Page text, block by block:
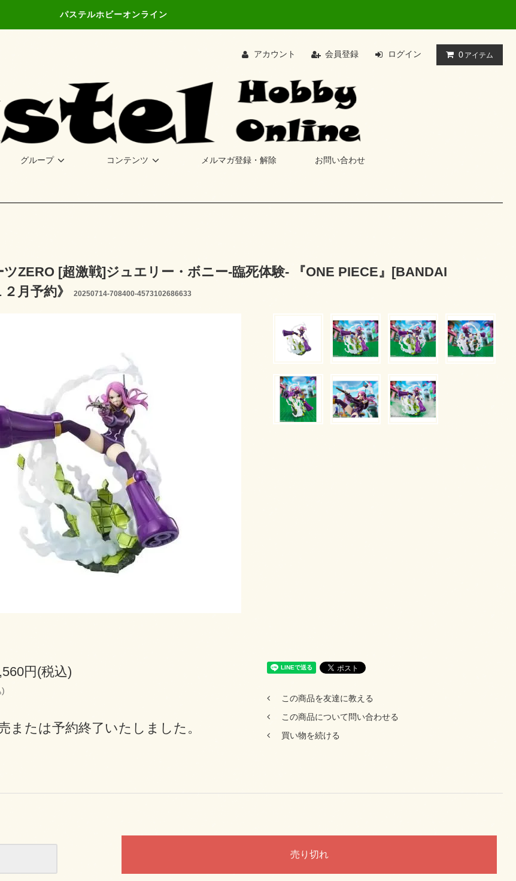
パステルホビーオンライン
アカウント 会員登録 ログイン 0 アイテム
グループ コンテンツ メルマガ登録・解除 お問い合わせ
ZERO [超激戦]ジュエリー・ボニー-臨死体験- 『ONE PIECE』[BANDAI
月予約》
20250714-708400-4573102686633
円(税込)
)
または予約終了いたしました。
この商品を友達に教える
この商品について問い合わせる
買い物を続ける